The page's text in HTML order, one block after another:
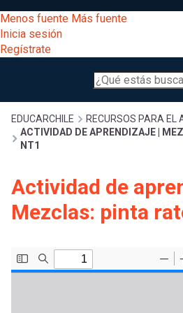
al
contenido
principal
[Educarchile
Escritorio]
Menú
entrar
mi
Menos fuente Más fuente
Inicia sesión
Regístrate
Buscar
Menú
principal
Desarrollo
Expand
Gestión
curricular
Comunidad
Expand
Exploración
[Educarchile
Inicia
enlaces
de
ayuda
EDUCARCHILE
RECURSOS PARA EL
ACTIVIDAD DE APRENDIZAJE |
NT1
Actividad de
Mezclas: pinta